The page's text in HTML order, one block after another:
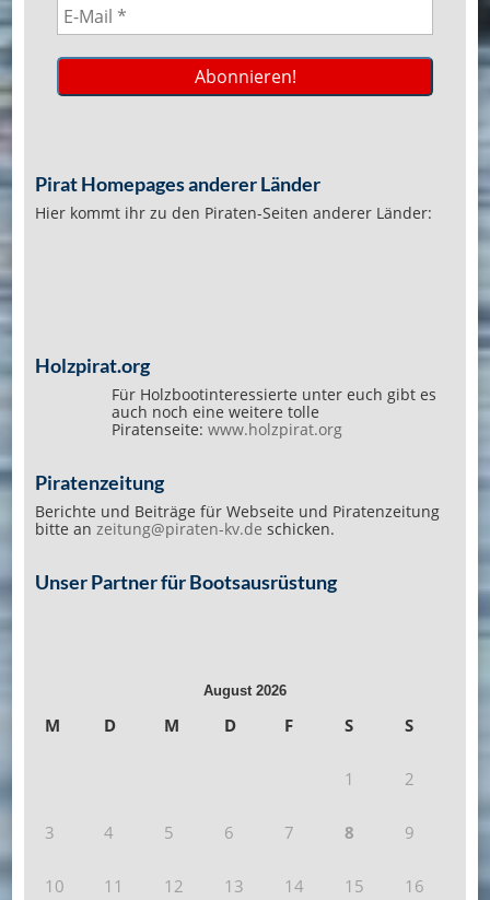
Pirat Homepages anderer Länder
Hier kommt ihr zu den Piraten-Seiten anderer Länder:
Holzpirat.org
Für Holzbootinteressierte unter euch gibt es
auch noch eine weitere tolle
Piratenseite: www.holzpirat.org
Piratenzeitung
Berichte und Beiträge für Webseite und Piratenzeitung
bitte an zeitung@piraten-kv.de schicken.
Unser Partner für Bootsausrüstung
August 2026
M D M D F S S
1 2
3 4 5 6 7 8 9
10 11 12 13 14 15 16